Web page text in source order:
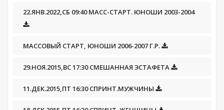
22.ЯНВ.2022,СБ 09:40 МАСС-СТАРТ. ЮНОШИ 2003-2004
МАССОВЫЙ СТАРТ, ЮНОШИ 2006-2007 Г.Р.
29.НОЯ.2015,ВС 17:30 СМЕШАННАЯ ЭСТАФЕТА
11.ДЕК.2015,ПТ 16:30 СПРИНТ.МУЖЧИНЫ